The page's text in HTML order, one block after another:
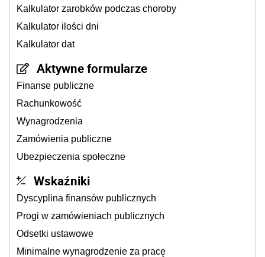
Kalkulator zarobków podczas choroby
Kalkulator ilości dni
Kalkulator dat
Aktywne formularze
Finanse publiczne
Rachunkowość
Wynagrodzenia
Zamówienia publiczne
Ubezpieczenia społeczne
Wskaźniki
Dyscyplina finansów publicznych
Progi w zamówieniach publicznych
Odsetki ustawowe
Minimalne wynagrodzenie za pracę